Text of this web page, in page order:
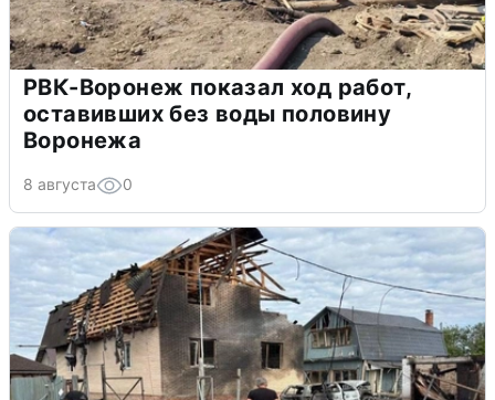
РВК-Воронеж показал ход работ,
оставивших без воды половину
Воронежа
8 августа 0